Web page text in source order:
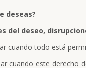
deseas?
del deseo,
cuando todo está
cuando este derecho